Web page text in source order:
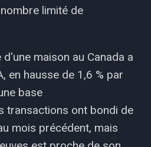
limité de
maison au Canada a
en hausse de 1,6 % par
base
transactions ont bondi de
mois précédent, mais